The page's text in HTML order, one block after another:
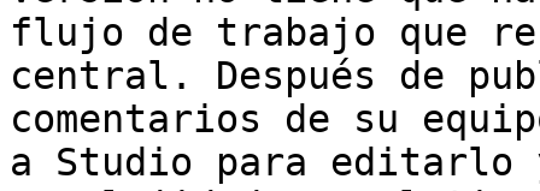
flujo de trabajo que
central. Después de
comentarios de su
a Studio para editarlo